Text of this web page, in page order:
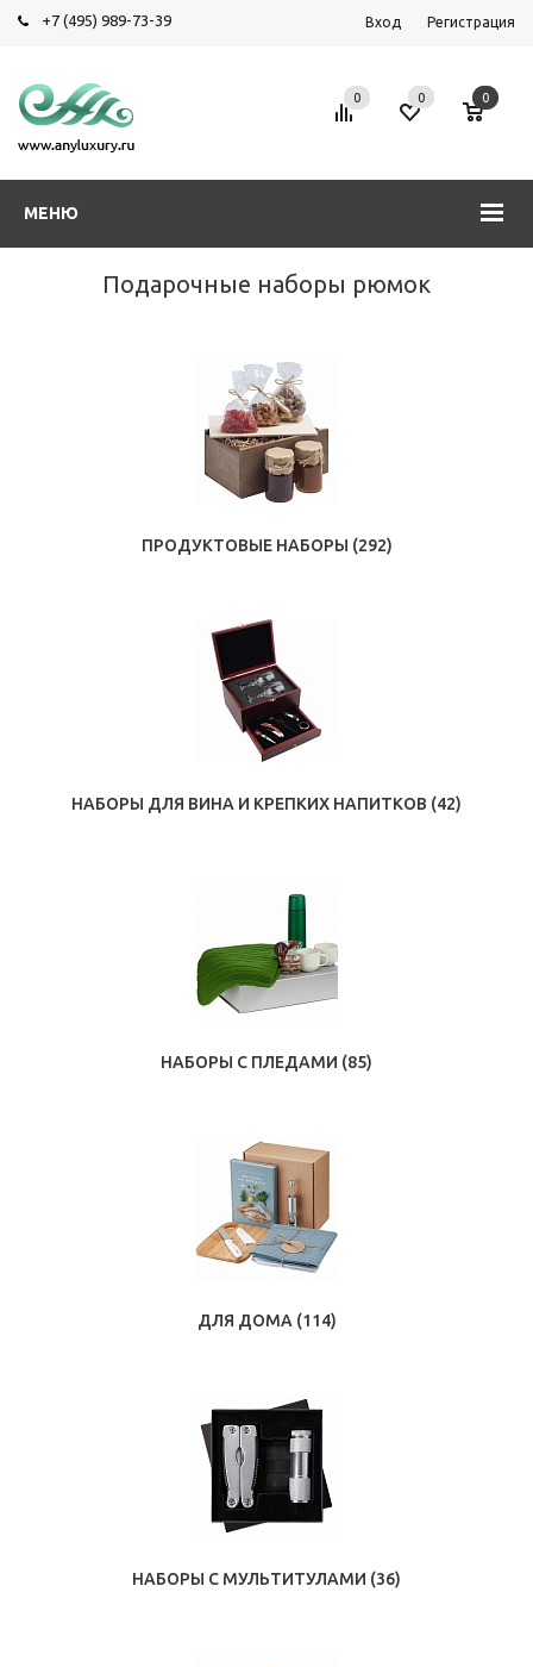
+7 (495) 989-73-39 Вход Регистрация
МЕНЮ
0 0 0
Подарочные наборы рюмок
ПРОДУКТОВЫЕ НАБОРЫ (292)
НАБОРЫ ДЛЯ ВИНА И КРЕПКИХ НАПИТКОВ (42)
НАБОРЫ С ПЛЕДАМИ (85)
ДЛЯ ДОМА (114)
НАБОРЫ С МУЛЬТИТУЛАМИ (36)